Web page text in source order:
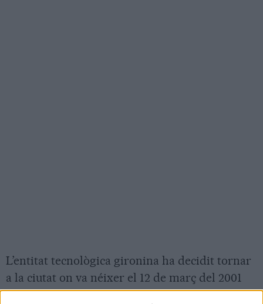
L’entitat tecnològica gironina ha decidit tornar
a la ciutat on va néixer el 12 de març del 2001
després d’uns anys en què l’assemblea s’havia